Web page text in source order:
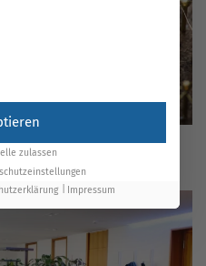
Gruppen, für die eine
zulassen
Impressum